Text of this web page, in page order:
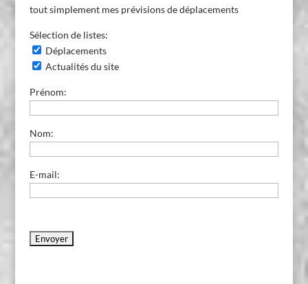
tout simplement mes prévisions de déplacements
Sélection de listes:
Déplacements
Actualités du site
Prénom:
Nom:
E-mail: